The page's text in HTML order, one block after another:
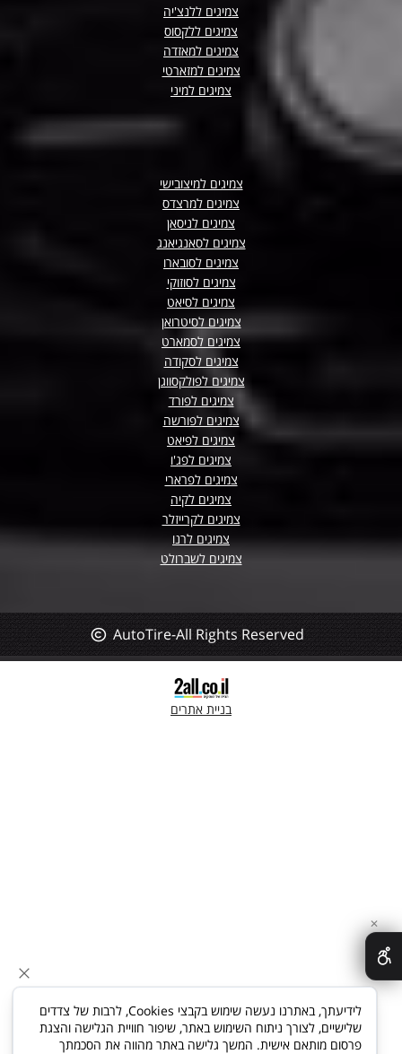
צמיגים ללנצ'יה
צמיגים ללקסוס
צמיגים למאזדה
צמיגים למזארטי
צמיגים למיני
צמיגים למיצובישי
צמיגים למרצדס
צמיגים לניסאן
צמיגים לסאנגיאנג
צמיגים לסובארו
צמיגים לסוזוקי
צמיגים לסיאט
צמיגים לסיטרואן
צמיגים לסמארט
צמיגים לסקודה
צמיגים לפולקסווגן
צמיגים לפורד
צמיגים לפורשה
צמיגים לפיאט
צמיגים לפג'ו
צמיגים לפרארי
צמיגים לקיה
צמיגים לקרייזלר
צמיגים לרנו
צמיגים לשברולט
AutoTire-All Rights Reserved
בניית אתרים
לידיעתך, באתרנו נעשה שימוש בקבצי Cookies, לרבות של צדדים
שלישיים, לצורך ניתוח השימוש באתר, שיפור חוויית הגלישה והצגת
פרסום מותאם אישית. המשך גלישה באתר מהווה את הסכמתך